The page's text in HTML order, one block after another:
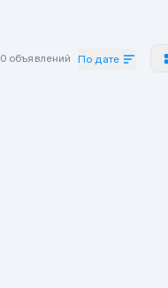
0 объявлений По дате